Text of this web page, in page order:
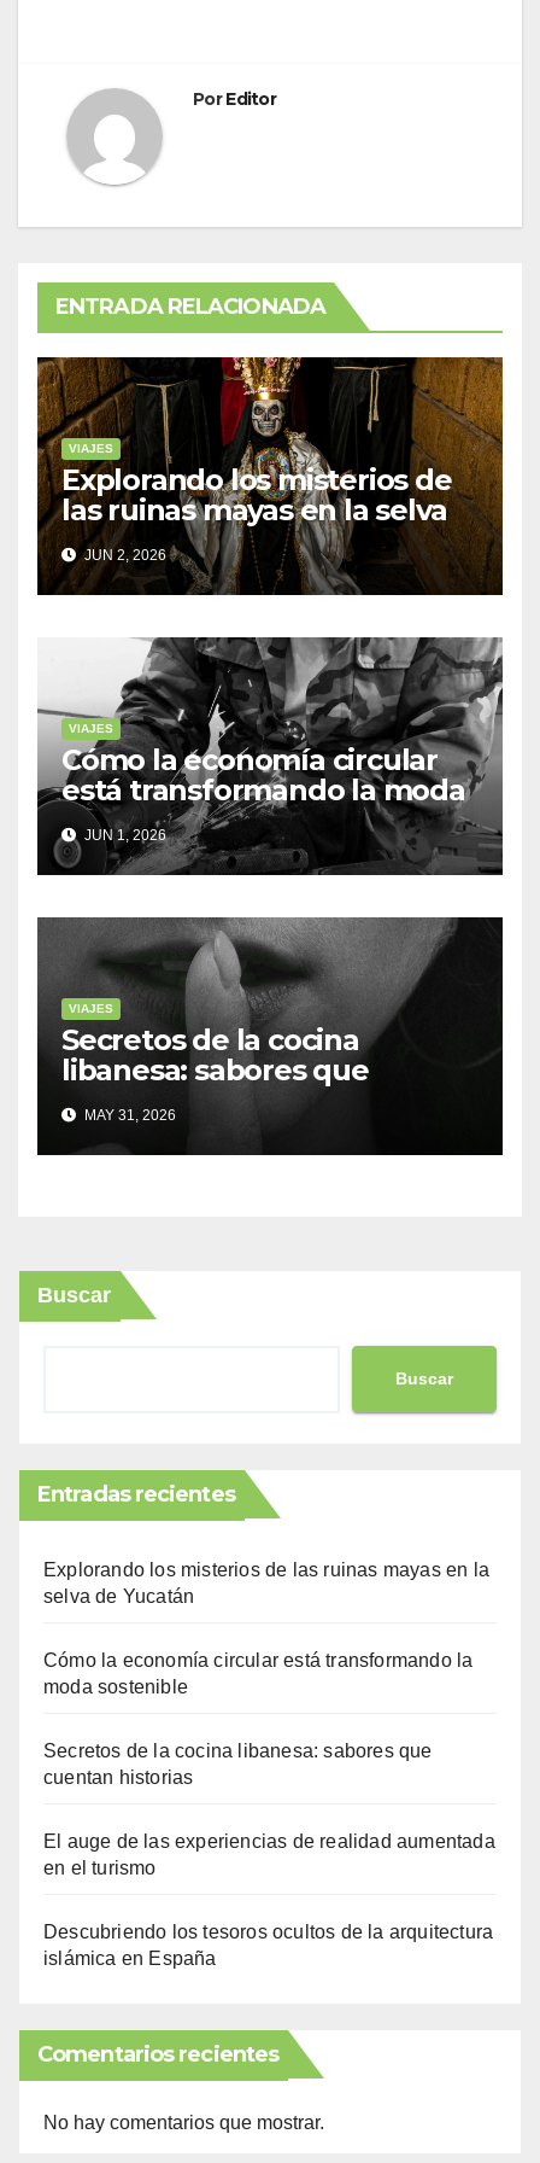
PorEditor
ENTRADA RELACIONADA
VIAJES
Explorando los misterios de
las ruinas mayas en la selva
de Yucatán
JUN 2, 2026
VIAJES
Cómo la economía circular
está transformando la moda
sostenible
JUN 1, 2026
VIAJES
Secretos de la cocina
libanesa: sabores que
cuentan historias
MAY 31, 2026
Buscar
Buscar
Entradas recientes
Explorando los misterios de las ruinas mayas en la
selva de Yucatán
Cómo la economía circular está transformando la
moda sostenible
Secretos de la cocina libanesa: sabores que
cuentan historias
El auge de las experiencias de realidad aumentada
en el turismo
Descubriendo los tesoros ocultos de la arquitectura
islámica en España
Comentarios recientes
No hay comentarios que mostrar.